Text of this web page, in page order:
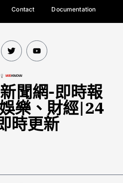
Contact Documentation
聞網-即時報
樂、財經|24
時更新